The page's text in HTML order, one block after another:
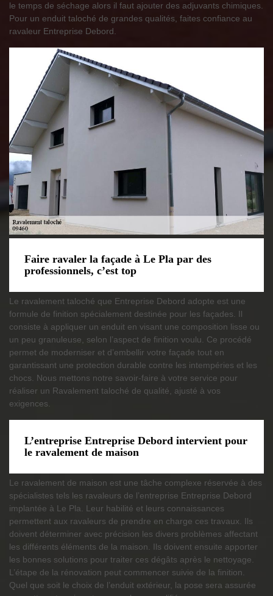
le temps de séchage alors il faut ajouter des adjuvants chimiques.
Pour un enduit taloché de grandes qualités, faites confiance au
ravaleur Entreprise Debord.
Faire ravaler la façade à Le Pla par des
professionnels, c’est top
Le ravalement taloché que Entreprise Debord adopte est une
formule de finition spécialement destinée pour les façades. Il
consiste à appliquer un enduit en visant une composition lisse ou
un peu granuleuse, selon l’aspect de finition voulu. Ce procédé
permet de moderniser et d’embellir votre façade tout en
garantissant une protection durable contre les intempéries et les
chocs. Nous mettons notre savoir-faire à votre service pour
réaliser un Ravalement taloché de qualité, ajusté à vos
exigences.
L’entreprise Entreprise Debord intervient pour
le ravalement de maison
Le ravalement de maison est une tâche complexe réservée à des
spécialistes tels les ravaleurs de l’entreprise Entreprise Debord
implantée à Le Pla. Leur habilité et leurs connaissances
permettent aux ravaleurs de prendre en charge ces travaux. Ils
doivent déterminer avec précision les divers problèmes affectant
les différents éléments de la maison. Ils doivent ensuite apporter
les bonnes solutions pour traiter ces dégâts après le nettoyage.
L’étape de la rénovation peut commencer suivie de la finition.
Quel que soit le choix de l’enduit extérieur, la pose sera assurée